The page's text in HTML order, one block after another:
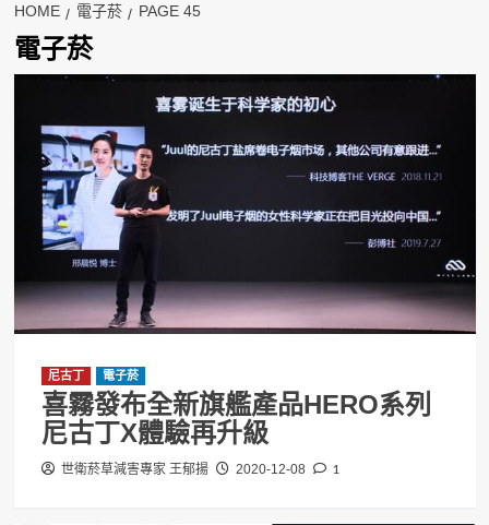
HOME 電子菸 PAGE 45
電子菸
尼古丁 電子菸
喜霧發布全新旗艦產品HERO系列
尼古丁X體驗再升級
世衛菸草減害專家 王郁揚 2020-12-08 1